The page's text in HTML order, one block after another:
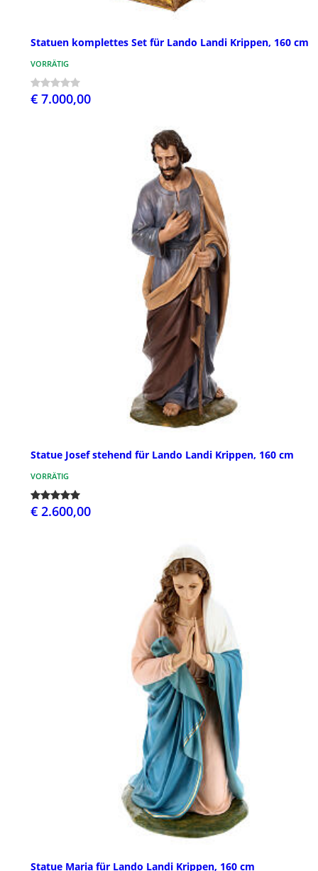
Statuen komplettes Set für Lando Landi Krippen, 160 cm
VORRÄTIG
€ 7.000,00
Statue Josef stehend für Lando Landi Krippen, 160 cm
VORRÄTIG
€ 2.600,00
Statue Maria für Lando Landi Krippen, 160 cm